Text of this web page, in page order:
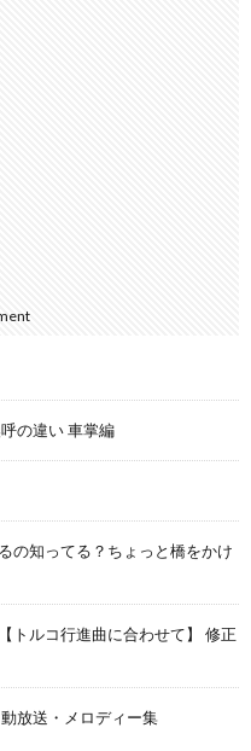
の違い 車掌編
の知ってる？ちょっと橋をかけ
トルコ行進曲に合わせて】 修正
放送・メロディー集